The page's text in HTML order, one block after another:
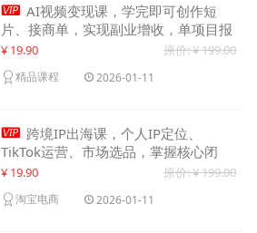
 AI视频变现课，学完即可创作短
片、接商单，实现副业增收，单项目报
价可达千元
¥ 19.90 原价: ¥ 199.00
精品课程 2026-01-11
 跨境IP出海课，个人IP定位、
TikTok运营、市场选品，掌握核心闭
环，实现月入1万美金+
¥ 19.90 原价: ¥ 199.00
淘宝电商 2026-01-11